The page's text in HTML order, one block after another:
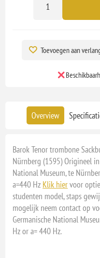
Toevoegen aan
Overview
Barok Tenor trombone
Nürnberg (1595) Origineel
National Museum, te
a=440 Hz Klik hiervoor
studenten model, staps
mogelijk neem contact op
Germanische National
Hz or a= 440 Hz.